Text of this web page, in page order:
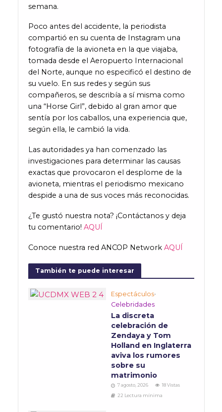
semana.
Poco antes del accidente, la periodista
compartió en su cuenta de Instagram una
fotografía de la avioneta en la que viajaba,
tomada desde el Aeropuerto Internacional
del Norte, aunque no especificó el destino de
su vuelo. En sus redes y según sus
compañeros, se describía a sí misma como
una “Horse Girl”, debido al gran amor que
sentía por los caballos, una experiencia que,
según ella, le cambió la vida.
Las autoridades ya han comenzado las
investigaciones para determinar las causas
exactas que provocaron el desplome de la
avioneta, mientras el periodismo mexicano
despide a una de sus voces más reconocidas.
¿Te gustó nuestra nota? ¡Contáctanos y deja
tu comentario! AQUÍ
Conoce nuestra red ANCOP Network AQUÍ
También te puede interesar
Espectáculos•
Celebridades
La discreta
celebración de
Zendaya y Tom
Holland en Inglaterra
aviva los rumores
sobre su
matrimonio
7 agosto, 2026
18 Vistas
22 Lectura mínima